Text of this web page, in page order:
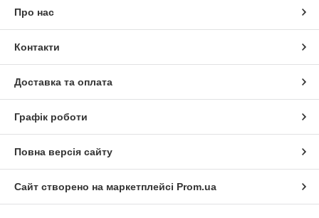
Про нас
Контакти
Доставка та оплата
Графік роботи
Повна версія сайту
Сайт створено на маркетплейсі Prom.ua